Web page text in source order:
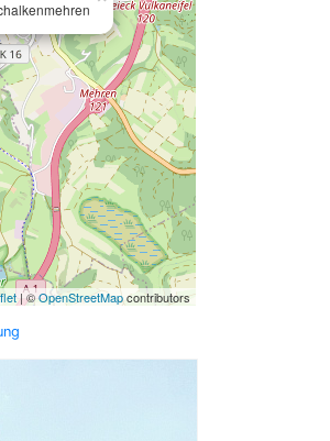
| ©OpenStreetMapcontributors